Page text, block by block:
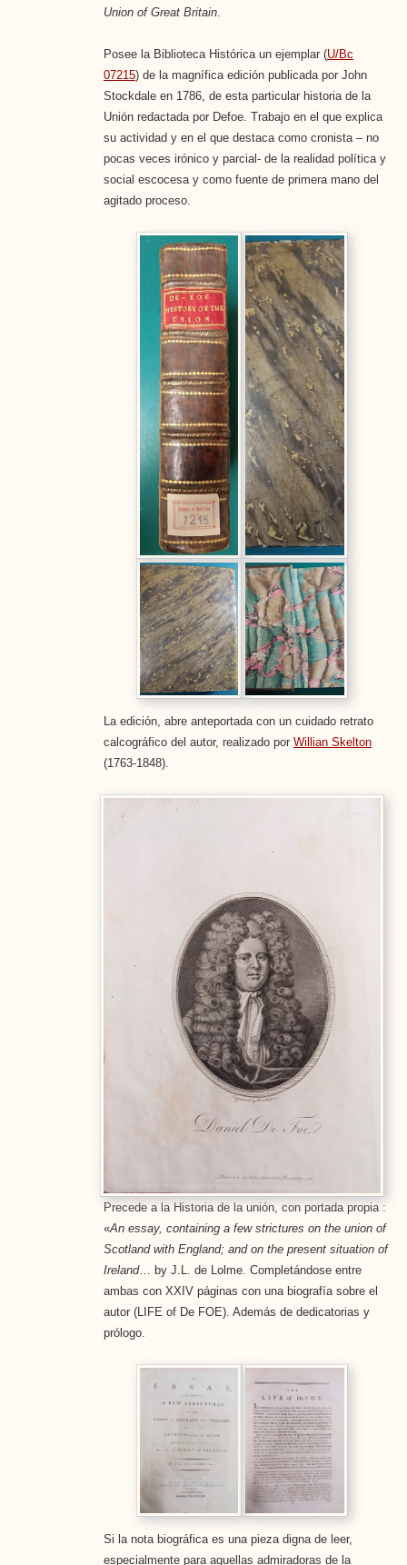
Union of Great Britain.
Posee la Biblioteca Histórica un ejemplar (U/Bc
07215) de la magnífica edición publicada por John
Stockdale en 1786, de esta particular historia de la
Unión redactada por Defoe. Trabajo en el que explica
su actividad y en el que destaca como cronista – no
pocas veces irónico y parcial- de la realidad política y
social escocesa y como fuente de primera mano del
agitado proceso.
La edición, abre anteportada con un cuidado retrato
calcográfico del autor, realizado por Willian Skelton
(1763-1848).
Precede a la Historia de la unión, con portada propia :
«An essay, containing a few strictures on the union of
Scotland with England; and on the present situation of
Ireland… by J.L. de Lolme. Completándose entre
ambas con XXIV páginas con una biografía sobre el
autor (LIFE of De FOE). Además de dedicatorias y
prólogo.
Si la nota biográfica es una pieza digna de leer,
especialmente para aquellas admiradoras de la